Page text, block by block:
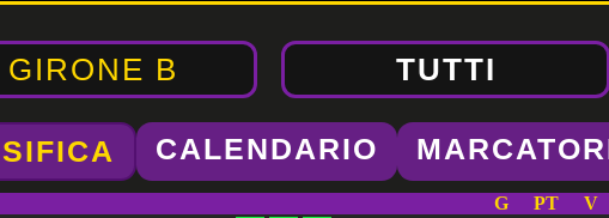
GIRONE B TUTTI
CALENDARIO
G PT V